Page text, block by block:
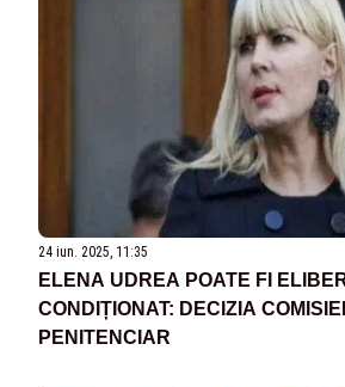
24 iun. 2025, 11:35
ELENA UDREA POATE FI
CONDIȚIONAT: DECIZIA
PENITENCIAR